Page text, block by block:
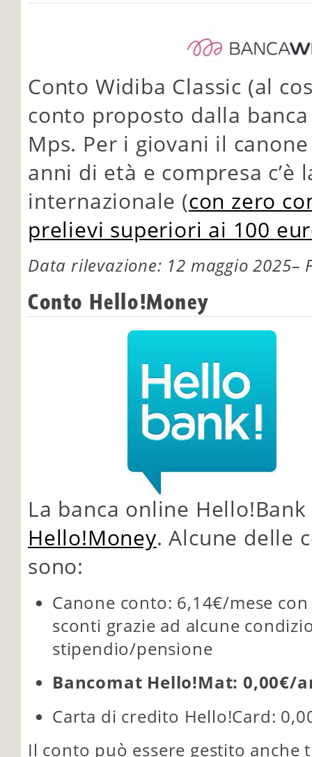
Conto Widiba Classic (al
conto proposto dalla
Mps. Per i giovani il
anni di età e compresa c’è
internazionale (con zero
prelievi superiori ai 100
Data rilevazione: 12 maggio 2025–
Conto Hello!Money
La banca online
Hello!Money. Alcune delle
sono:
Canone conto: 6,14€/mese
sconti grazie ad alcune
stipendio/pensione
Bancomat Hello!Mat: 0,00€/
Carta di credito Hello!Card:
Il conto può essere gestito anche